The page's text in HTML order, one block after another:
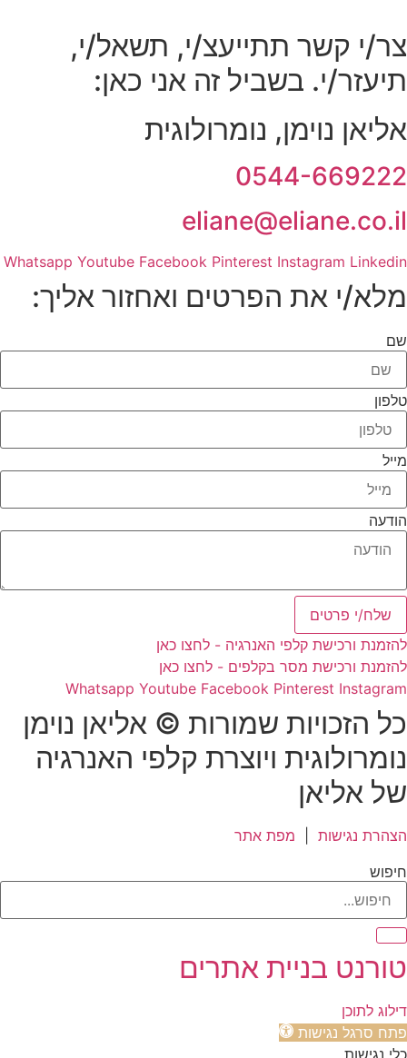
צר/י קשר תתייעצ/י, תשאל/י,
תיעזר/י. בשביל זה אני כאן:
אליאן נוימן, נומרולוגית
0544-669222
eliane@eliane.co.il
Whatsapp Youtube Facebook Pinterest Instagram Linkedin
מלא/י את הפרטים ואחזור אליך:
שם
טלפון
מייל
הודעה
שלח/י פרטים
להזמנת ורכישת קלפי האנרגיה - לחצו כאן
להזמנת ורכישת מסר בקלפים - לחצו כאן
Whatsapp Youtube Facebook Pinterest Instagram
כל הזכויות שמורות © אליאן נוימן
נומרולוגית ויוצרת קלפי האנרגיה
של אליאן
הצהרת נגישות מפת אתר
חיפוש
טורנט בניית אתרים
דילוג לתוכן
פתח סרגל נגישות